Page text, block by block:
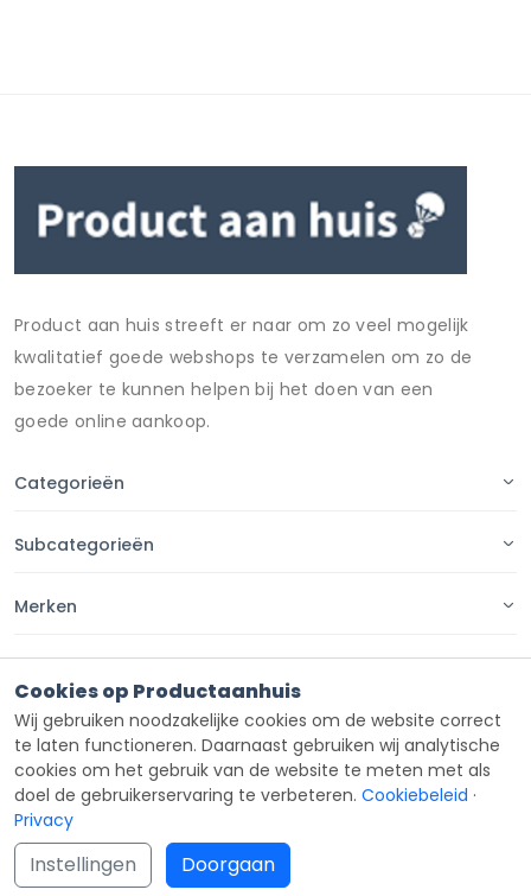
Product aan huis streeft er naar om zo veel mogelijk
kwalitatief goede webshops te verzamelen om zo de
bezoeker te kunnen helpen bij het doen van een
goede online aankoop.
Categorieën
Subcategorieën
Merken
Contact
Copyright © Productaanhuis
Cookies op Productaanhuis
Wij gebruiken noodzakelijke cookies om de website correct
te laten functioneren. Daarnaast gebruiken wij analytische
cookies om het gebruik van de website te meten met als
doel de gebruikerservaring te verbeteren. Cookiebeleid ·
Privacy
Instellingen Doorgaan